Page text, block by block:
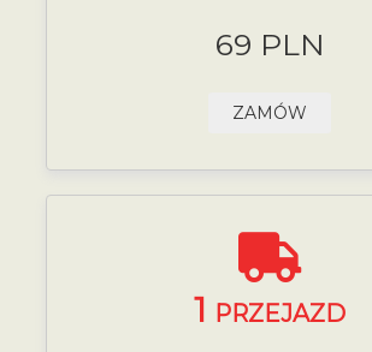
69 PLN
ZAMÓW
1 PRZEJAZD